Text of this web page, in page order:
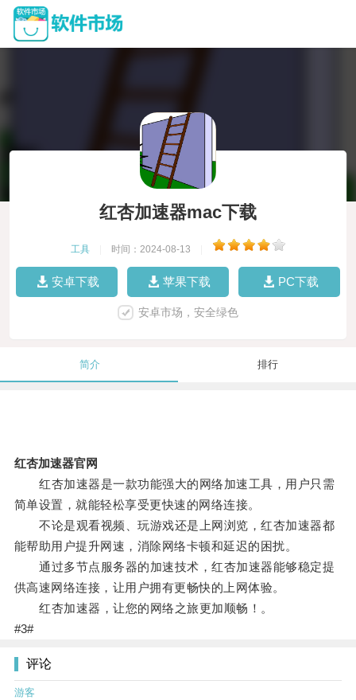
红杏加速器mac下载
工具 时间：2024-08-13
安卓下载 苹果下载 PC下载
安卓市场，安全绿色
简介 排行
红杏加速器官网
红杏加速器是一款功能强大的网络加速工具，用户只需
简单设置，就能轻松享受更快速的网络连接。
不论是观看视频、玩游戏还是上网浏览，红杏加速器都
能帮助用户提升网速，消除网络卡顿和延迟的困扰。
通过多节点服务器的加速技术，红杏加速器能够稳定提
供高速网络连接，让用户拥有更畅快的上网体验。
红杏加速器，让您的网络之旅更加顺畅！。
#3#
评论
游客